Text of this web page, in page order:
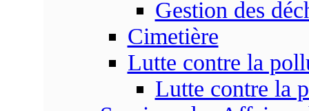
Gestion des
Cimetière
Lutte contre la
Lutte contre la